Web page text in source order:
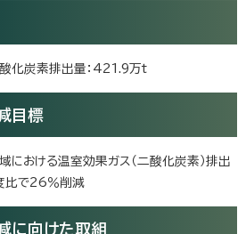
化炭素排出量：421.9万t
目標
における温室効果ガス（二酸化炭素）排出
比で26％削減
に向けた取組